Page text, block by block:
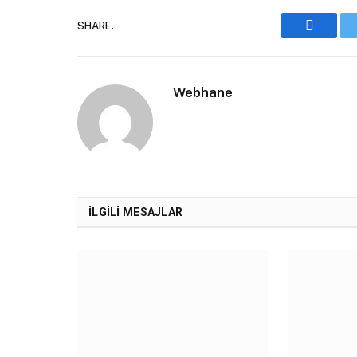
SHARE.
Webhane
İLGILI MESAJLAR